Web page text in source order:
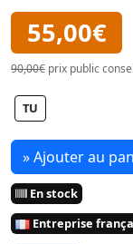
55,00€
90,00€ prix public
TU
» Ajouter au
En stock
Entreprise